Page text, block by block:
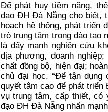
Để phát huy tiềm năng,
đạo ĐH Đà Nẵng cho biết,
hoạch hệ thống, phát triển
trò trung tâm trong đào tạo
là đẩy mạnh nghiên cứu
địa phương, doanh
chất đồng bộ, hiện đại;
chủ đại học. “Để tận
quyết tâm cao để phát
vụ trung tâm, cấp thiết,
đạo ĐH Đà Nẵng nhấn